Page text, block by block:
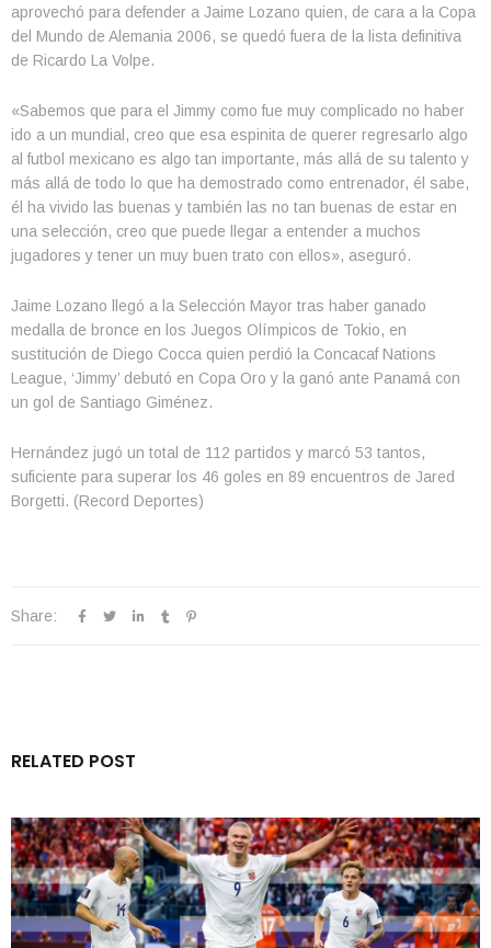
aprovechó para defender a Jaime Lozano quien, de cara a la Copa
del Mundo de Alemania 2006, se quedó fuera de la lista definitiva
de Ricardo La Volpe.
«Sabemos que para el Jimmy como fue muy complicado no haber
ido a un mundial, creo que esa espinita de querer regresarlo algo
al futbol mexicano es algo tan importante, más allá de su talento y
más allá de todo lo que ha demostrado como entrenador, él sabe,
él ha vivido las buenas y también las no tan buenas de estar en
una selección, creo que puede llegar a entender a muchos
jugadores y tener un muy buen trato con ellos», aseguró.
Jaime Lozano llegó a la Selección Mayor tras haber ganado
medalla de bronce en los Juegos Olímpicos de Tokio, en
sustitución de Diego Cocca quien perdió la Concacaf Nations
League, ‘Jimmy’ debutó en Copa Oro y la ganó ante Panamá con
un gol de Santiago Giménez.
Hernández jugó un total de 112 partidos y marcó 53 tantos,
suficiente para superar los 46 goles en 89 encuentros de Jared
Borgetti. (Record Deportes)
Share:
RELATED POST